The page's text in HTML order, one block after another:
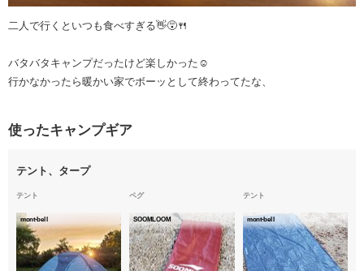
二人で行くといつも食べすぎる👋😵🍴
バタバタキャンプだったけど楽しかった☺️
行かなかったら暖かい家でボーッとして終わってたな、
使ったキャンプギア
テント、タープ
テント
mont-bell
ペグ
SOOMLOOM
テント
mont-bell